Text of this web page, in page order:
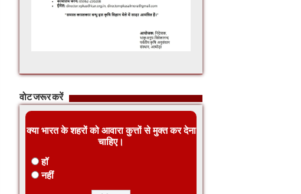
वोट जरूर करें
क्या भारत के शहरों को आवारा कुत्तों से मुक्त कर देना
चाहिए।
हॉ
नहीं